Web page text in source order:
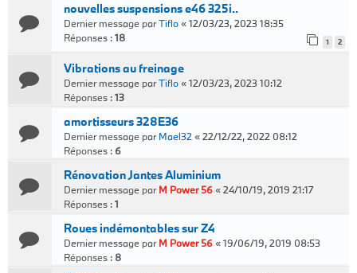
nouvelles suspensions e46 325i..
Dernier message parTiflo«12/03/23, 2023 18:35
Réponses :18 1 2
Vibrations au freinage
Dernier message parTiflo«12/03/23, 2023 10:12
Réponses :13
amortisseurs 328E36
Dernier message parMael32 «22/12/22, 2022 08:12
Réponses : 6
Rénovation Jantes Aluminium
Dernier message parM Power 56«24/10/19, 2019 21:17
Réponses :1
Roues indémontables sur Z4
Dernier message parM Power 56«19/06/19, 2019 08:53
Réponses : 8